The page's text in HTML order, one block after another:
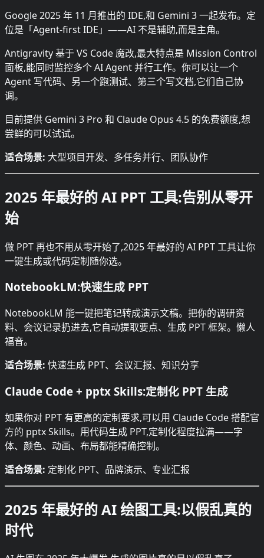
Google 2025 年 11 月推出的 IDE,和 Gemini 3 一起发布。定
位是「Agent-first IDE」——AI 不是辅助,而是主角。
Antigravity 基于 VS Code 魔改,最大特点是 Mission Control
面板,能同时监控多个 AI Agent 并行工作。你可以让一个
Agent 写代码、另一个跑测试、第三个写文档,它们自己协
调。
目前提供 Gemini 3 Pro 和 Claude Opus 4.5 的免费额度,想
尝鲜的可以试试。
适合场景: 大型项目开发、多任务并行、团队协作
2025 年最好的 AI PPT 工具:告别从零开
始
做 PPT 再也不用从零开始了,2025 年最好的 AI PPT 工具让你
一键生成或代码定制随你选。
NotebookLM:快速生成 PPT
NotebookLM 能一键把笔记转成演示文稿。把你的调研资
料、会议记录扔进去,它自动提取要点、生成 PPT 框架。懒人
福音。
适合场景: 快速生成 PPT、会议汇报、知识分享
Claude Code + pptx Skills:定制化 PPT 生成
如果你对 PPT 有更高的定制要求,可以用 Claude Code 搭配官
方的 pptx Skills。用代码生成 PPT,定制化程度拉满——字
体、颜色、动画、布局都能精确控制。
适合场景: 定制化 PPT、品牌演示、专业汇报
2025 年最好的 AI 绘图工具:以假乱真的
时代